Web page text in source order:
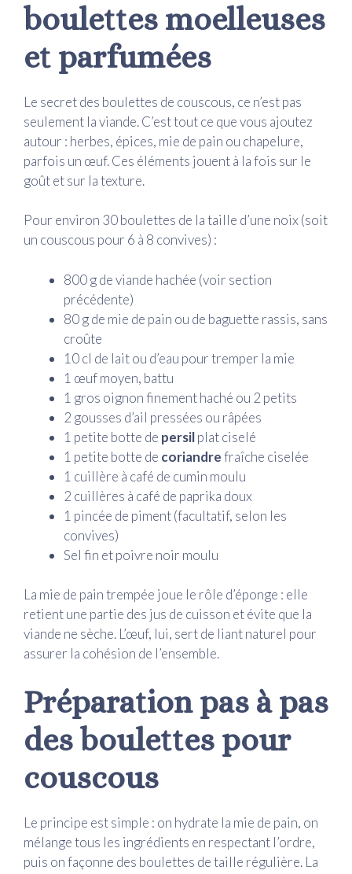
boulettes moelleuses
et parfumées
Le secret des boulettes de couscous, ce n’est pas
seulement la viande. C’est tout ce que vous ajoutez
autour : herbes, épices, mie de pain ou chapelure,
parfois un œuf. Ces éléments jouent à la fois sur le
goût et sur la texture.
Pour environ 30 boulettes de la taille d’une noix (soit
un couscous pour 6 à 8 convives) :
800 g de viande hachée (voir section
précédente)
80 g de mie de pain ou de baguette rassis, sans
croûte
10 cl de lait ou d’eau pour tremper la mie
1 œuf moyen, battu
1 gros oignon finement haché ou 2 petits
2 gousses d’ail pressées ou râpées
1 petite botte de persilplat ciselé
1 petite botte de coriandrefraîche ciselée
1 cuillère à café de cumin moulu
2 cuillères à café de paprika doux
1 pincée de piment (facultatif, selon les
convives)
Sel fin et poivre noir moulu
La mie de pain trempée joue le rôle d’éponge : elle
retient une partie des jus de cuisson et évite que la
viande ne sèche. L’œuf, lui, sert de liant naturel pour
assurer la cohésion de l’ensemble.
Préparation pas à pas
des boulettes pour
couscous
Le principe est simple : on hydrate la mie de pain, on
mélange tous les ingrédients en respectant l’ordre,
puis on façonne des boulettes de taille régulière. La